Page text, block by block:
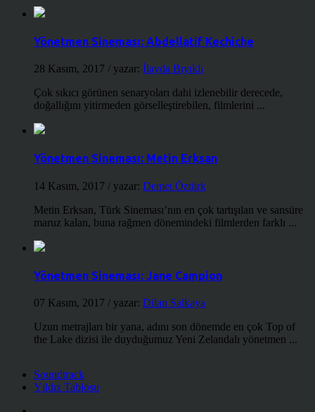
Yönetmen Sineması: Abdellatif Kechiche
28 Kasım, 2017 / yazar: İlayda Bıyıklı
Çok sıkıcı görünen senaryoları dahi izlenebilir derecede,
doğallığını yitirmeden görselleştirebilen, filmlerini ...
Yönetmen Sineması: Metin Erksan
14 Kasım, 2017 / yazar: Demet Öztürk
Metin Erksan, Türk Sineması’nın en çok tartışılan ve sansüre
maruz kalan, buna rağmen dönemindeki filmlerden farklı ...
Yönetmen Sineması: Jane Campion
07 Kasım, 2017 / yazar: Dilan Salkaya
Uzun metrajları bir yana, adını son dönemde en çok Top of
the Lake dizisi ile duyduğumuz Yeni Zelandalı yönetmen ...
Soundtrack
Yıldız Tablosu